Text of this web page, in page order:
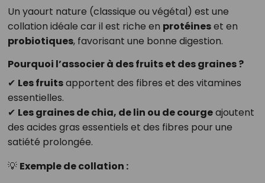
Un yaourt nature (classique ou végétal) est une
collation idéale car il est riche en protéineset en
probiotiques, favorisant une bonne digestion.
Pourquoi l’associer à des fruits et des graines ?
✔ Les fruitsapportent des fibres et des vitamines
essentielles.
✔ Les graines de chia, de lin ou de courgeajoutent
des acides gras essentiels et des fibres pour une
satiété prolongée.
💡 Exemple de collation :